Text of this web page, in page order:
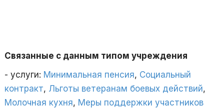
Связанные с данным типом учреждения
- услуги: Минимальная пенсия, Социальный
контракт, Льготы ветеранам боевых действий,
Молочная кухня, Меры поддержки участников